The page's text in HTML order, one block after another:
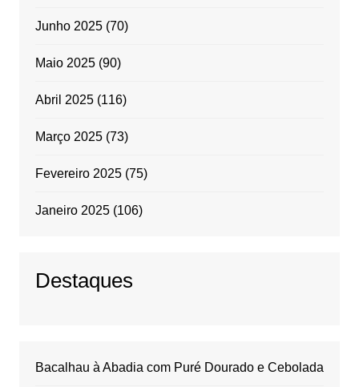
Junho 2025(70)
Maio 2025(90)
Abril 2025(116)
Março 2025(73)
Fevereiro 2025(75)
Janeiro 2025(106)
Destaques
Bacalhau à Abadia com Puré Dourado e Cebolada